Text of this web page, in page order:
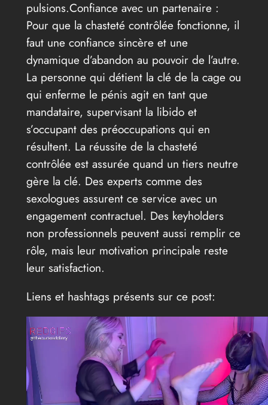
pulsions.Confiance avec un partenaire :
Pour que la chasteté contrôlée fonctionne, il
faut une confiance sincère et une
dynamique d’abandon au pouvoir de l’autre.
La personne qui détient la clé de la cage ou
qui enferme le pénis agit en tant que
mandataire, supervisant la libido et
s’occupant des préoccupations qui en
résultent. La réussite de la chasteté
contrôlée est assurée quand un tiers neutre
gère la clé. Des experts comme des
sexologues assurent ce service avec un
engagement contractuel. Des keyholders
non professionnels peuvent aussi remplir ce
rôle, mais leur motivation principale reste
leur satisfaction.
Liens et hashtags présents sur ce post: